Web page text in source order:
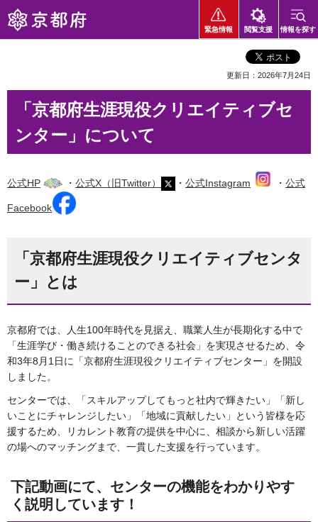
京都府
緊急情報 閲覧支援 情報を探す
更新日：2026年7月24日
「京都府生涯現役クリエイティブセ
ンター」について
公式HP ・ 公式X（旧Twitter） ・ 公式Instagram ・ 公式
Facebook
「京都府生涯現役クリエイティブセンタ
ー」とは
京都府では、人生100年時代を見据え、職業人生が長期化する中で
「生涯学び・働き続けることのできる社会」を実現させるため、令
和3年8月1日に「京都府生涯現役クリエイティブセンター」を開設
しました。
センターでは、「スキルアップしてもっと社内で輝きたい」「新し
いことにチャレンジしたい」「地域に貢献したい」という皆様を応
援するため、リカレント教育の提供を中心に、相談から新しい活躍
の場へのマッチングまで、一貫した支援を行っています。
下記動画にて、センターの機能をわかりやす
く説明しています！